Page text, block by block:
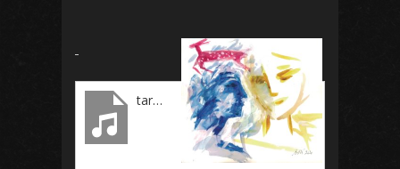
tarentelle E